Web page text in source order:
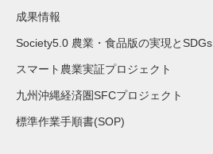
成果情報
Society5.0 農業・食品版の実現とSDGs
スマート農業実証プロジェクト
九州沖縄経済圏SFCプロジェクト
標準作業手順書(SOP)